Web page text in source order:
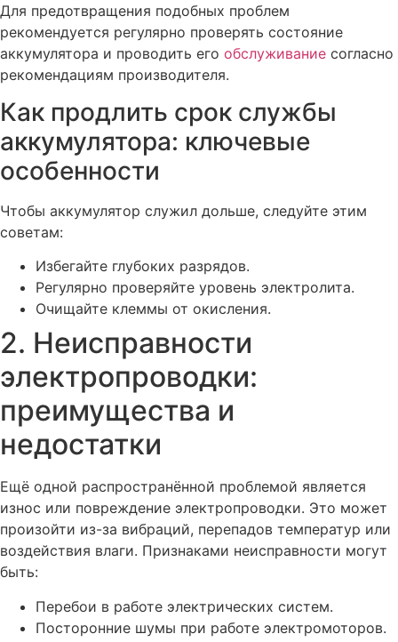
Для предотвращения подобных проблем
рекомендуется регулярно проверять состояние
аккумулятора и проводить его обслуживание согласно
рекомендациям производителя.
Как продлить срок службы
аккумулятора: ключевые
особенности
Чтобы аккумулятор служил дольше, следуйте этим
советам:
Избегайте глубоких разрядов.
Регулярно проверяйте уровень электролита.
Очищайте клеммы от окисления.
2. Неисправности
электропроводки:
преимущества и
недостатки
Ещё одной распространённой проблемой является
износ или повреждение электропроводки. Это может
произойти из-за вибраций, перепадов температур или
воздействия влаги. Признаками неисправности могут
быть:
Перебои в работе электрических систем.
Посторонние шумы при работе электромоторов.